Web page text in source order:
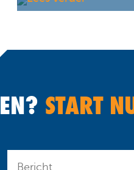
START